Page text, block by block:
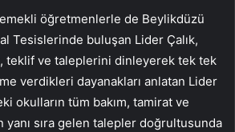
öğretmenlerle de Beylikdüzü
Tesislerinde buluşan Lider Çalık,
teklif ve taleplerini dinleyerek tek tek
verdikleri dayanakları anlatan Lider
okulların tüm bakım, tamirat ve
yanı sıra gelen talepler doğrultusunda